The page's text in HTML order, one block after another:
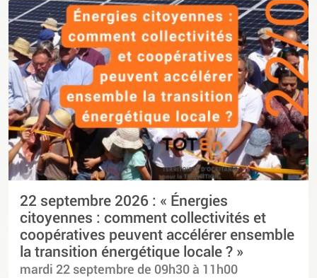
22 septembre 2026 : « Énergies
citoyennes : comment collectivités et
coopératives peuvent accélérer ensemble
la transition énergétique locale ? »
mardi 22 septembre de 09h30 à 11h00